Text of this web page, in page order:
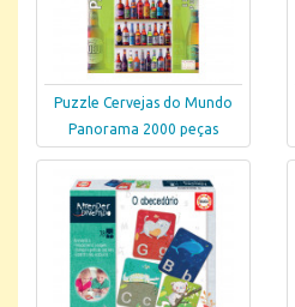
Puzzle Cervejas do Mundo
Panorama 2000 peças